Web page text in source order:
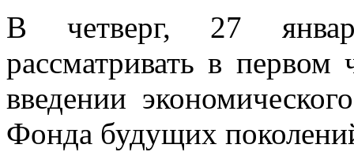
В четверг, 27
рассматривать в
введении
Фонда будущих